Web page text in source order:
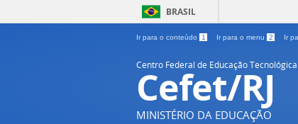
BRASIL
Ir para o conteúdo 1 Ir para o menu 2 Ir
Centro Federal de Educação
Cefet/RJ
MINISTÉRIO DA EDUCAÇÃO